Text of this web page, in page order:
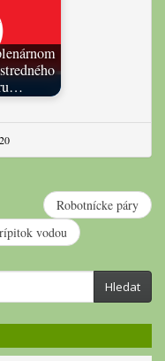
Robotnícke páry
vodou
Hledat